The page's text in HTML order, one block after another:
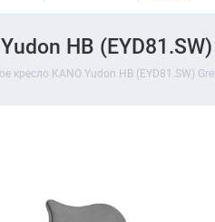
HB
кресло KANO Yudon HB (EYD81.SW)